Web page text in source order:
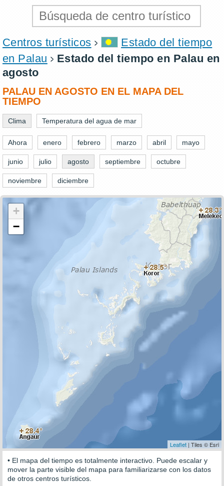
Centros turísticos
Estado del tiempo
en Palau
Estado del tiempo en Palau en
agosto
PALAU EN AGOSTO EN EL MAPA DEL
TIEMPO
Clima Temperatura del agua de mar
Ahora enero febrero marzo abril mayo
junio julio agosto septiembre octubre
noviembre diciembre
+
−
Leaflet | Tiles © Esri
• El mapa del tiempo es totalmente interactivo. Puede escalar y
mover la parte visible del mapa para familiarizarse con los datos
de otros centros turísticos.